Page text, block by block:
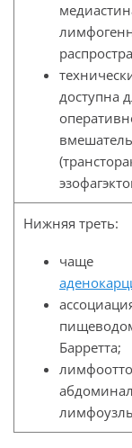
доступна
Нижняя треть:
чаще
Барретта;